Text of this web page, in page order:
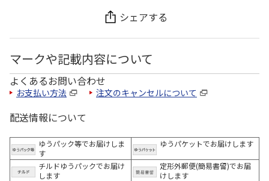
シェアする
マークや記載内容について
よくあるお問い合わせ
お支払い方法 注文のキャンセルについて
配送情報について
ゆうパック等でお届けしま
す
ゆうパケットでお届けします
チルドゆうパックでお届け
します
定形外郵便(簡易書留)でお届
けします